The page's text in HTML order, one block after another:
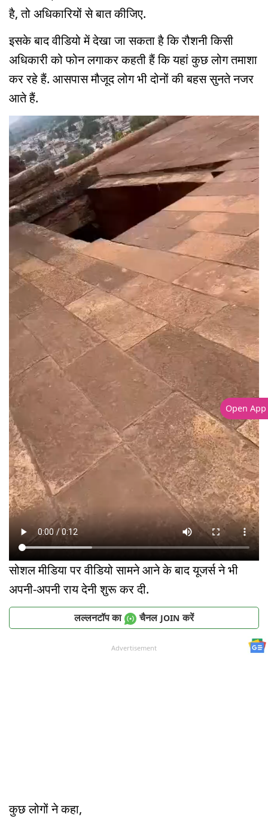
है, तो अधिकारियों से बात कीजिए.
इसके बाद वीडियो में देखा जा सकता है कि रौशनी किसी
अधिकारी को फोन लगाकर कहती हैं कि यहां कुछ लोग तमाशा
कर रहे हैं. आसपास मौजूद लोग भी दोनों की बहस सुनते नजर
आते हैं.
सोशल मीडिया पर वीडियो सामने आने के बाद यूजर्स ने भी
अपनी-अपनी राय देनी शुरू कर दी.
लल्लनटॉप का चैनल JOIN करें
Advertisement
कुछ लोगों ने कहा,
Open App